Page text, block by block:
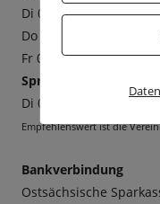
Di 09-12 Uhr und 13-
Do 09-12 Uhr und 13-
Fr 09-12 Uhr
Sprechzeiten
Di 09-12 Uhr und 13-
Empfehlenswert ist die
Bankverbindung
Ostsächsische